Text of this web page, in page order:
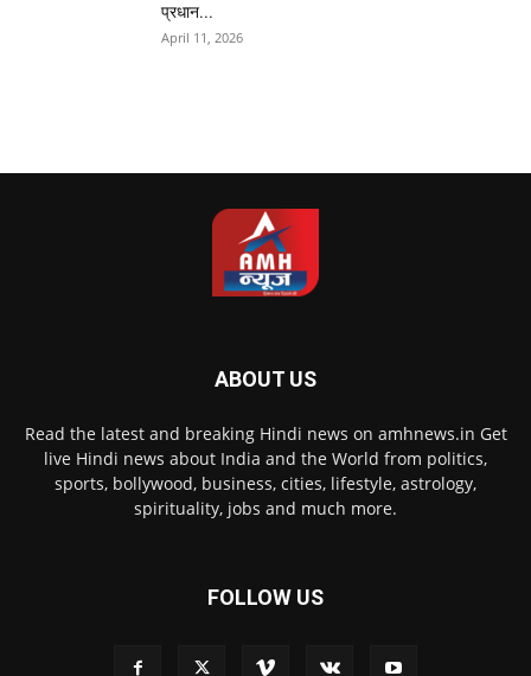
प्रधान...
April 11, 2026
ABOUT US
Read the latest and breaking Hindi news on amhnews.in Get
live Hindi news about India and the World from politics,
sports, bollywood, business, cities, lifestyle, astrology,
spirituality, jobs and much more.
FOLLOW US